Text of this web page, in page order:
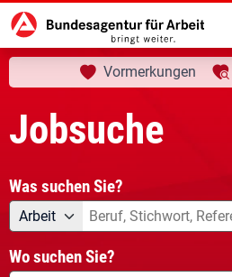
Startseite Jobsuche aktuelle Seite:
Ihre Suche
Vormerkungen
Jobsuche
Was suchen Sie?
Angebotsart
Arbeit Was suchen Sie?
Wo suchen Sie?